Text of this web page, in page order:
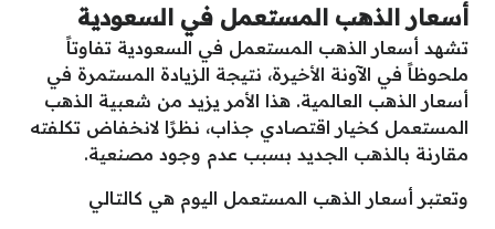
أسعار الذهب المستعمل في السعودية
تشهد أسعار الذهب المستعمل في السعودية تفاوتاً
ملحوظاً في الآونة الأخيرة، نتيجة الزيادة المستمرة في
أسعار الذهب العالمية. هذا الأمر يزيد من شعبية الذهب
المستعمل كخيار اقتصادي جذاب، نظرًا لانخفاض تكلفته
مقارنة بالذهب الجديد بسبب عدم وجود مصنعية.
وتعتبر أسعار الذهب المستعمل اليوم هي كالتالي